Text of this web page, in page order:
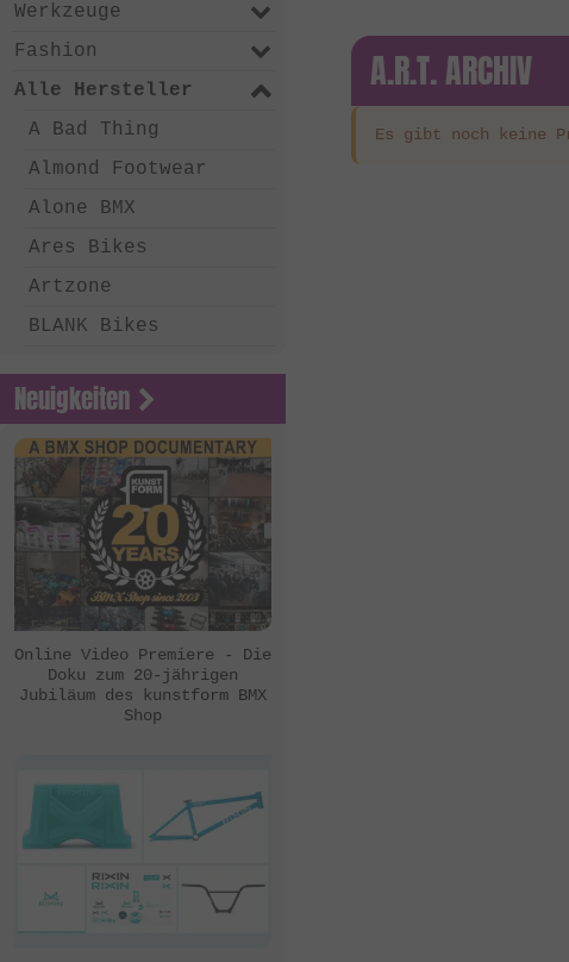
A.R.T. ARCHIV
Es gibt noch keine
Werkzeuge
Fashion
Alle Hersteller
A Bad Thing
Almond Footwear
Alone BMX
Ares Bikes
Artzone
BLANK Bikes
Chico Clothing
Coalition BMX
Country Bikes
Deep BMX
Eastern Bikes
eclat
FBM
Felt Bikes
FreedomBMX
Hoffman Bikes
inTRIKat
Jungle Rider
Neuigkeiten
Online Video Premiere - Die
Doku zum 20-jährigen
Jubiläum des kunstform BMX
Shop